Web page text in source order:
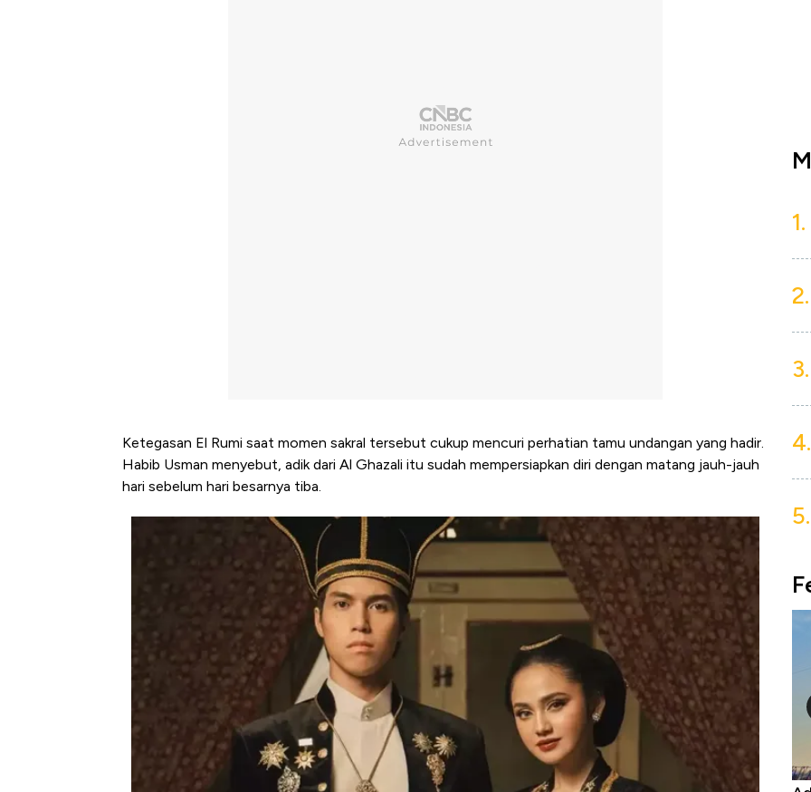
Ketegasan El Rumi saat momen sakral tersebut cukup mencuri perhatian tamu undangan yang hadir.
Habib Usman menyebut, adik dari Al Ghazali itu sudah mempersiapkan diri dengan matang jauh-jauh
hari sebelum hari besarnya tiba.
1.
2.
3.
4.
5.